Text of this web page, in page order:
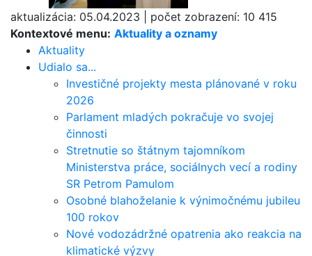
Kontextové menu: Aktuality a oznamy
Aktuality
Udialo sa...
Investičné projekty mesta plánované v roku
2026
Parlament mladých pokračuje vo svojej
činnosti
Stretnutie so štátnym tajomníkom
Ministerstva práce, sociálnych vecí a rodiny
SR Petrom Pamulom
Osobné blahoželanie k výnimočnému jubileu
100 rokov
Nové vodozádržné opatrenia ako reakcia na
klimatické výzvy
aktualizácia: 05.04.2023 počet zobrazení: 10 415